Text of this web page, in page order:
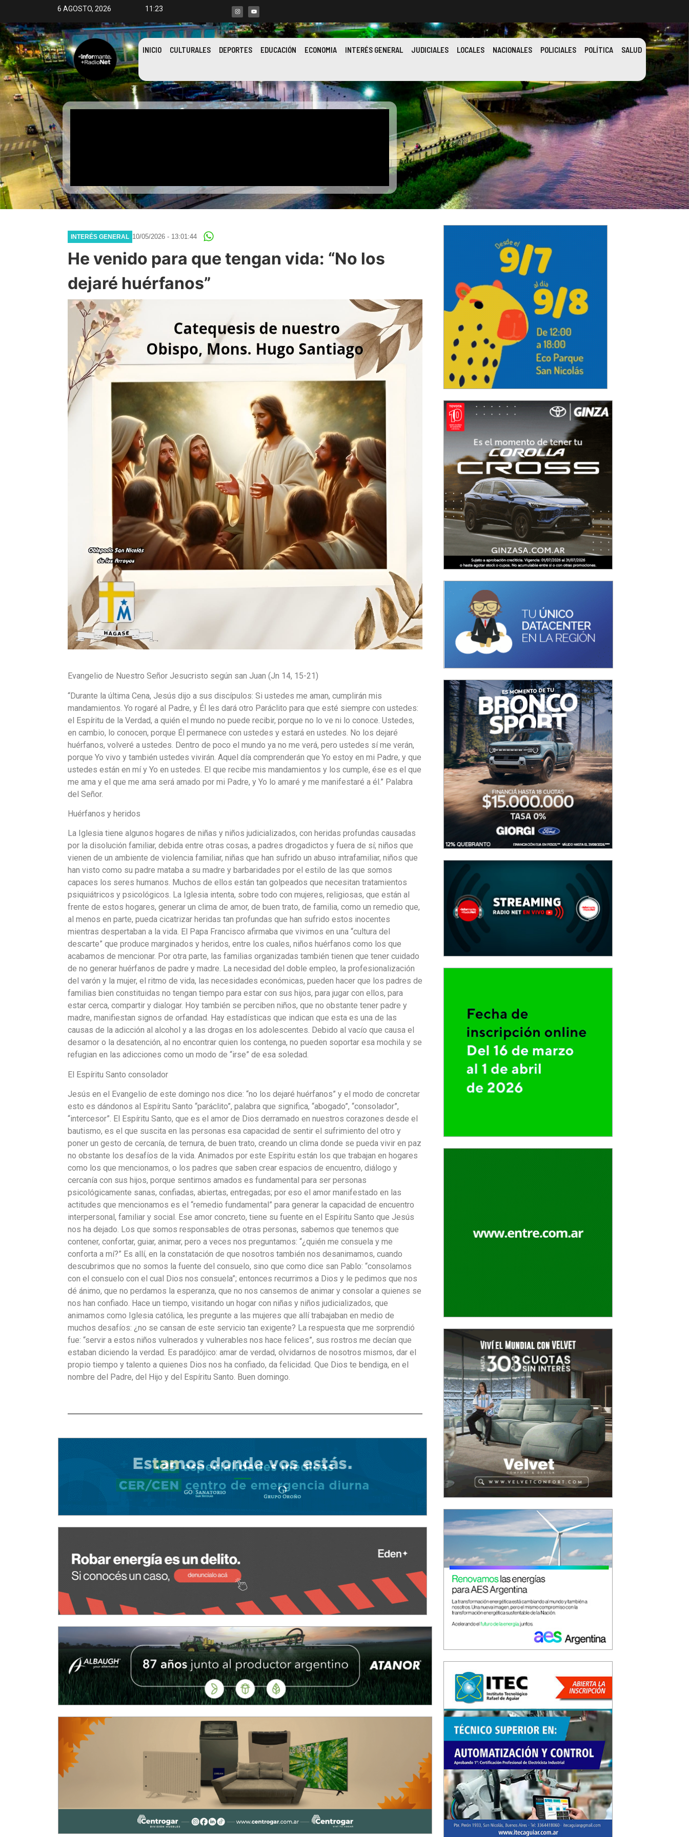
6 AGOSTO, 2026 11:23
INICIO CULTURALES DEPORTES EDUCACIÓN ECONOMIA INTERÉS GENERAL JUDICIALES LOCALES NACIONALES POLICIALES POLÍTICA SALUD
INTERÉS GENERAL 10/05/2026 - 13:01:44
He venido para que tengan vida: “No los
dejaré huérfanos”
Evangelio de Nuestro Señor Jesucristo según san Juan (Jn 14, 15-21)
“Durante la última Cena, Jesús dijo a sus discípulos: Si ustedes me aman, cumplirán mis
mandamientos. Yo rogaré al Padre, y Él les dará otro Paráclito para que esté siempre con ustedes:
el Espíritu de la Verdad, a quién el mundo no puede recibir, porque no lo ve ni lo conoce. Ustedes,
en cambio, lo conocen, porque Él permanece con ustedes y estará en ustedes. No los dejaré
huérfanos, volveré a ustedes. Dentro de poco el mundo ya no me verá, pero ustedes sí me verán,
porque Yo vivo y también ustedes vivirán. Aquel día comprenderán que Yo estoy en mi Padre, y que
ustedes están en mí y Yo en ustedes. El que recibe mis mandamientos y los cumple, ése es el que
me ama y el que me ama será amado por mi Padre, y Yo lo amaré y me manifestaré a él.” Palabra
del Señor.
Huérfanos y heridos
La Iglesia tiene algunos hogares de niñas y niños judicializados, con heridas profundas causadas
por la disolución familiar, debida entre otras cosas, a padres drogadictos y fuera de sí; niños que
vienen de un ambiente de violencia familiar, niñas que han sufrido un abuso intrafamiliar, niños que
han visto como su padre mataba a su madre y barbaridades por el estilo de las que somos
capaces los seres humanos. Muchos de ellos están tan golpeados que necesitan tratamientos
psiquiátricos y psicológicos. La Iglesia intenta, sobre todo con mujeres, religiosas, que están al
frente de estos hogares, generar un clima de amor, de buen trato, de familia, como un remedio que,
al menos en parte, pueda cicatrizar heridas tan profundas que han sufrido estos inocentes
mientras despertaban a la vida. El Papa Francisco afirmaba que vivimos en una “cultura del
descarte” que produce marginados y heridos, entre los cuales, niños huérfanos como los que
acabamos de mencionar. Por otra parte, las familias organizadas también tienen que tener cuidado
de no generar huérfanos de padre y madre. La necesidad del doble empleo, la profesionalización
del varón y la mujer, el ritmo de vida, las necesidades económicas, pueden hacer que los padres de
familias bien constituidas no tengan tiempo para estar con sus hijos, para jugar con ellos, para
estar cerca, compartir y dialogar. Hoy también se perciben niños, que no obstante tener padre y
madre, manifiestan signos de orfandad. Hay estadísticas que indican que esta es una de las
causas de la adicción al alcohol y a las drogas en los adolescentes. Debido al vacío que causa el
desamor o la desatención, al no encontrar quien los contenga, no pueden soportar esa mochila y se
refugian en las adicciones como un modo de “irse” de esa soledad.
El Espíritu Santo consolador
Jesús en el Evangelio de este domingo nos dice: “no los dejaré huérfanos” y el modo de concretar
esto es dándonos al Espíritu Santo “paráclito”, palabra que significa, “abogado”, “consolador”,
“intercesor”. El Espíritu Santo, que es el amor de Dios derramado en nuestros corazones desde el
bautismo, es el que suscita en las personas esa capacidad de sentir el sufrimiento del otro y
poner un gesto de cercanía, de ternura, de buen trato, creando un clima donde se pueda vivir en paz
no obstante los desafíos de la vida. Animados por este Espíritu están los que trabajan en hogares
como los que mencionamos, o los padres que saben crear espacios de encuentro, diálogo y
cercanía con sus hijos, porque sentirnos amados es fundamental para ser personas
psicológicamente sanas, confiadas, abiertas, entregadas; por eso el amor manifestado en las
actitudes que mencionamos es el “remedio fundamental” para generar la capacidad de encuentro
interpersonal, familiar y social. Ese amor concreto, tiene su fuente en el Espíritu Santo que Jesús
nos ha dejado. Los que somos responsables de otras personas, sabemos que tenemos que
contener, confortar, guiar, animar, pero a veces nos preguntamos: “¿quién me consuela y me
conforta a mí?” Es allí, en la constatación de que nosotros también nos desanimamos, cuando
descubrimos que no somos la fuente del consuelo, sino que como dice san Pablo: “consolamos
con el consuelo con el cual Dios nos consuela”; entonces recurrimos a Dios y le pedimos que nos
dé ánimo, que no perdamos la esperanza, que no nos cansemos de animar y consolar a quienes se
nos han confiado. Hace un tiempo, visitando un hogar con niñas y niños judicializados, que
animamos como Iglesia católica, les pregunte a las mujeres que allí trabajaban en medio de
muchos desafíos: ¿no se cansan de este servicio tan exigente? La respuesta que me sorprendió
fue: “servir a estos niños vulnerados y vulnerables nos hace felices”, sus rostros me decían que
estaban diciendo la verdad. Es paradójico: amar de verdad, olvidarnos de nosotros mismos, dar el
propio tiempo y talento a quienes Dios nos ha confiado, da felicidad. Que Dios te bendiga, en el
nombre del Padre, del Hijo y del Espíritu Santo. Buen domingo.